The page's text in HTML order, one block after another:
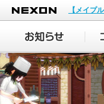
NEXON
【メイプ